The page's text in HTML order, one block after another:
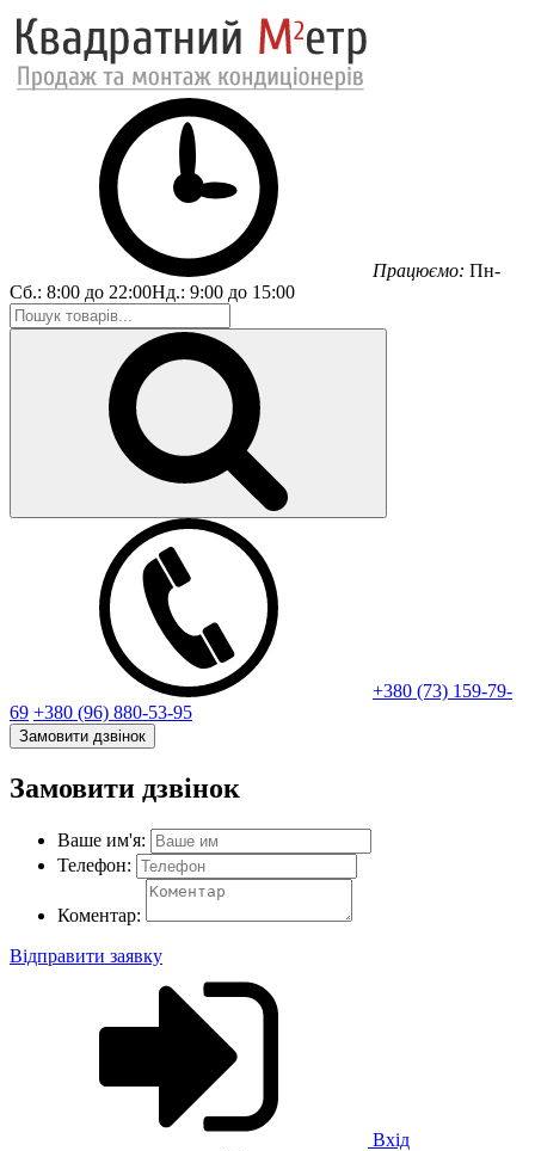
Працюємо: Пн-
Сб.: 8:00 до 22:00Нд.: 9:00 до 15:00
+380 (73) 159-79-
69 +380 (96) 880-53-95
Замовити дзвінок
Замовити дзвінок
Ваше им'я:
Телефон:
Коментар:
Відправити заявку
Вхід